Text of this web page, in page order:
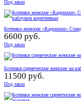
Под заказ
Ботинки женские «Кадрилки»
6600 руб.
Под заказ
Ботинки сценические женские на
11500 руб.
Под заказ